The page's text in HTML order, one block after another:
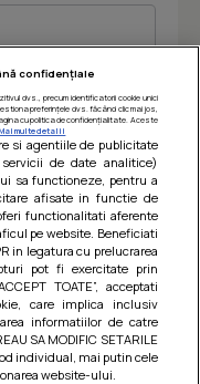
Am uitat parola
confidențiale
dvs., precum identificatorii cookie unici
preferințele dvs. făcând clic mai jos,
cu politica de confidențialitate. Aceste
Mai multe detalii
si agentiile de publicitate
de date analitice)
sa functioneze, pentru a
afisate in functie de
functionalitati aferente
pe website. Beneficiati
in legatura cu prelucrarea
pot fi exercitate prin
TOATE”, acceptati
care implica inclusiv
informatiilor de catre
SA MODIFIC SETARILE
individual, mai putin cele
website-ului.